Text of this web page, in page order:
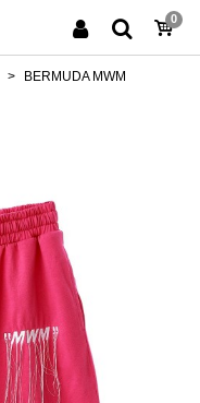
0
> BERMUDA MWM